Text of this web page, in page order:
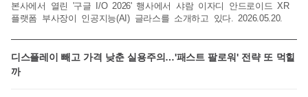
본사에서 열린 '구글 I/O 2026' 행사에서 샤람 이자디 안드로이드 XR
플랫폼 부사장이 인공지능(AI) 글라스를 소개하고 있다. 2026.05.20.
디스플레이 빼고 가격 낮춘 실용주의…'패스트 팔로워' 전략 또 먹힐
까